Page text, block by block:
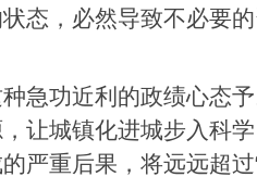
态，必然导致不必要
急功近利的政绩心态
让城镇化进城步入科
严重后果，将远远超